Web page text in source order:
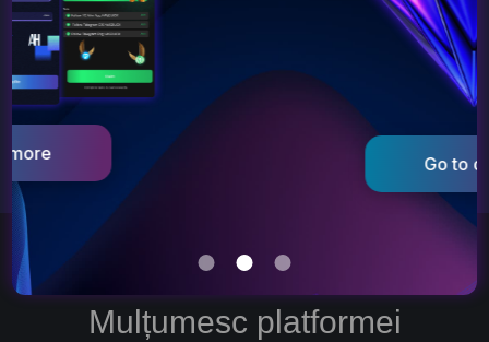
Get started
Mulțumesc platformei